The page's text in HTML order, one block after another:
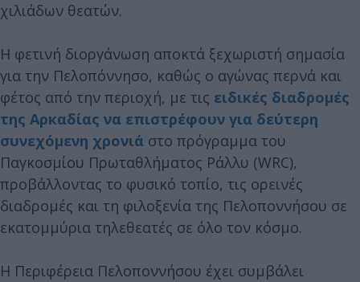
χιλιάδων θεατών.
Η φετινή διοργάνωση αποκτά ξεχωριστή σημασία
για την Πελοπόννησο, καθώς ο αγώνας περνά και
φέτος από την περιοχή, με τις ειδικές διαδρομές
της Αρκαδίας να επιστρέφουν για δεύτερη
συνεχόμενη χρονιά στο πρόγραμμα του
Παγκοσμίου Πρωταθλήματος Ράλλυ (WRC),
προβάλλοντας το φυσικό τοπίο, τις ορεινές
διαδρομές και τη φιλοξενία της Πελοποννήσου σε
εκατομμύρια τηλεθεατές σε όλο τον κόσμο.
Η Περιφέρεια Πελοποννήσου έχει συμβάλει